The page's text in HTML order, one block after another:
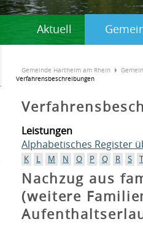
Aktuell
Gemeinde Hartheim am Rhein
Verfahrensbeschreibungen
Leistungen
Alphabetisches Register
K L M N O P Q R S
Nachzug aus
(weitere